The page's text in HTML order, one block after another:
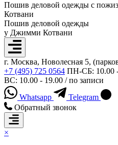
Пошив деловой одежды с
Котвани
Пошив деловой одежды
у Джимми Котвани
г. Москва, Новолесная 5,
+7 (495) 725 0564 ПН-СБ: 10.00
ВС: 10.00 - 19.00 / по записи
Whatsapp
Telegram
Обратный звонок
×